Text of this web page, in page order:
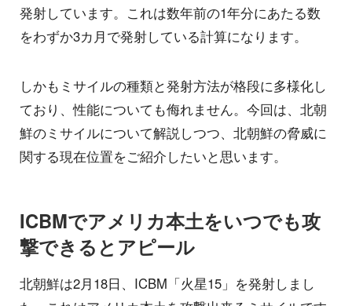
発射しています。これは数年前の1年分にあたる数
をわずか3カ月で発射している計算になります。
しかもミサイルの種類と発射方法が格段に多様化し
ており、性能についても侮れません。今回は、北朝
鮮のミサイルについて解説しつつ、北朝鮮の脅威に
関する現在位置をご紹介したいと思います。
ICBMでアメリカ本土をいつでも攻
撃できるとアピール
北朝鮮は2月18日、ICBM「火星15」を発射しまし